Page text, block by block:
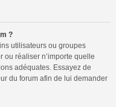
?
utilisateurs ou groupes
ou réaliser n’importe quelle
adéquates. Essayez de
du forum afin de lui demander